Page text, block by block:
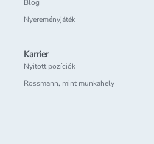
Blog
Nyereményjáték
Karrier
Nyitott pozíciók
Rossmann, mint munkahely